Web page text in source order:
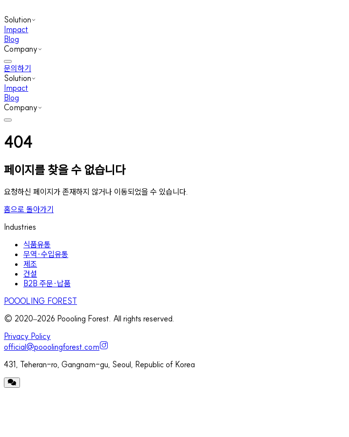
Solution
Impact
Blog
Company
문의하기
Solution
Impact
Blog
Company
404
페이지를 찾을 수 없습니다
요청하신 페이지가 존재하지 않거나 이동되었을 수 있습니다.
홈으로 돌아가기
Industries
식품유통
무역·수입유통
제조
건설
B2B 주문·납품
POOOLING FOREST
© 2020–2026 Poooling Forest. All rights reserved.
Privacy Policy
official@pooolingforest.com
431, Teheran-ro, Gangnam-gu, Seoul, Republic of Korea